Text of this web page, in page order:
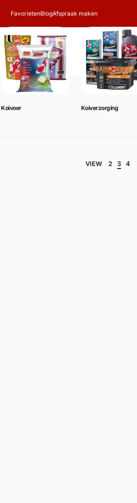
FavorietenBlogAfspraak maken
Zoeken
Koivoer Koiverzorging
VIEW 2 3 4